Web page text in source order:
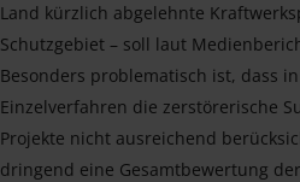
Land kürzlich abgelehnte
Schutzgebiet – soll laut
Besonders problematisch ist, dass
Einzelverfahren die zerstörerische
Projekte nicht ausreichend
dringend eine Gesamtbewertung